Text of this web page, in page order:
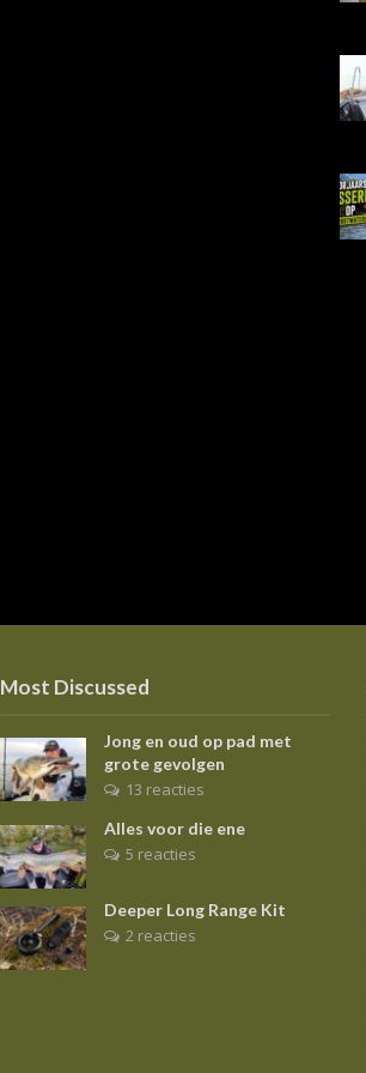
Most Discussed
Jong en oud op pad met
grote gevolgen
13 reacties
Alles voor die ene
5 reacties
Deeper Long Range Kit
2 reacties